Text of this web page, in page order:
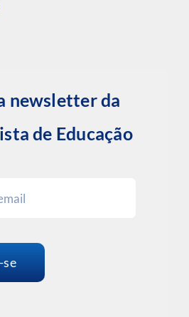
newsletter da
de Educação
se